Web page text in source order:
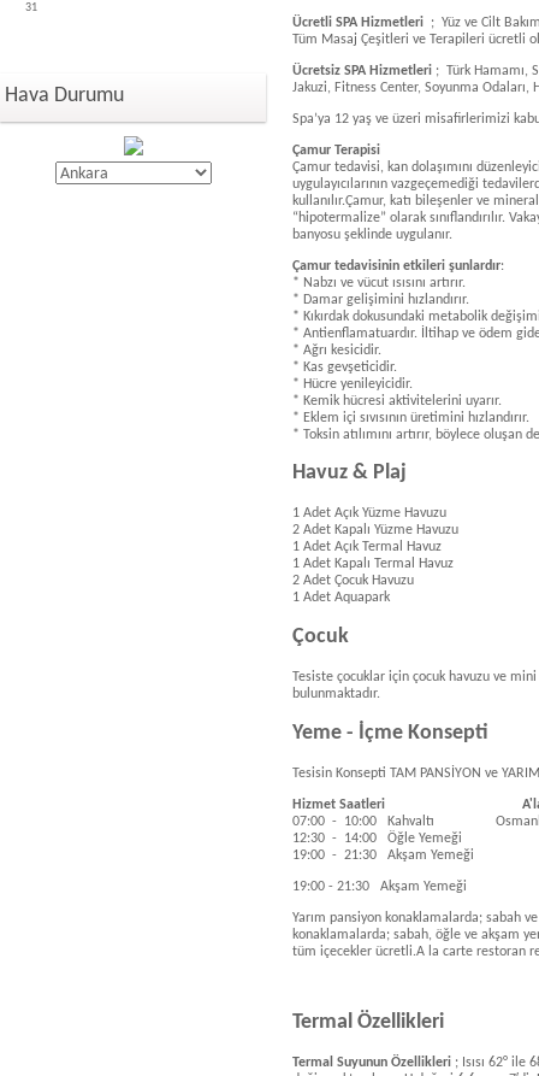
31
Hava Durumu
Ücretli SPA Hizmetleri ; Yüz ve Cilt
Tüm Masaj Çeşitleri ve Terapileri ücretli
Ücretsiz SPA Hizmetleri ; Türk Hamamı,
Jakuzi, Fitness Center, Soyunma
Spa’ya 12 yaş ve üzeri misafirlerimizi
Çamur Terapisi
Çamur tedavisi, kan dolaşımını
uygulayıcılarının vazgeçemediği
kullanılır.Çamur, katı bileşenler ve
“hipotermalize” olarak sınıflandırılır.
banyosu şeklinde uygulanır.
Çamur tedavisinin etkileri şunlardır:
* Nabzı ve vücut ısısını artırır.
* Damar gelişimini hızlandırır.
* Kıkırdak dokusundaki metabolik
* Antienflamatuardır. İltihap ve ödem
* Ağrı kesicidir.
* Kas gevşeticidir.
* Hücre yenileyicidir.
* Kemik hücresi aktivitelerini uyarır.
* Eklem içi sıvısının üretimini hızlandırır.
* Toksin atılımını artırır, böylece
Havuz & Plaj
1 Adet Açık Yüzme Havuzu
2 Adet Kapalı Yüzme Havuzu
1 Adet Açık Termal Havuz
1 Adet Kapalı Termal Havuz
2 Adet Çocuk Havuzu
1 Adet Aquapark
Çocuk
Tesiste çocuklar için çocuk havuzu ve
bulunmaktadır.
Yeme - İçme Konsepti
Tesisin Konsepti TAM PANSİYON ve
Hizmet Saatleri A'la Carte
07:00 - 10:00 Kahvaltı Osmanlı A
12:30 - 14:00 Öğle Yemeği
19:00 - 21:30 Akşam Yemeği
19:00 - 21:30 Akşam Yemeği
Yarım pansiyon konaklamalarda; sabah
konaklamalarda; sabah, öğle ve akşam
tüm içecekler ücretli.A la carte restoran
Termal Özellikleri
Termal Suyunun Özellikleri ; Isısı 62° ile